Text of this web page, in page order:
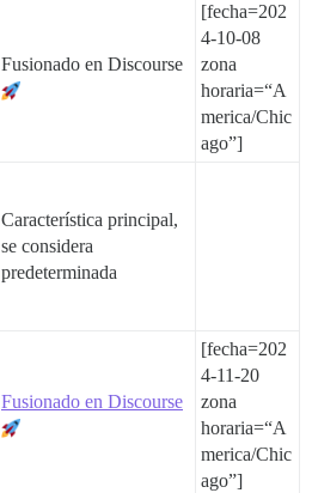
Fusionado en Discourse
[fecha=202
4-10-08
zona
horaria=“A
merica/Chic
ago”]
Característica principal,
se considera
predeterminada
Fusionado en Discourse
[fecha=202
4-11-20
zona
horaria=“A
merica/Chic
ago”]